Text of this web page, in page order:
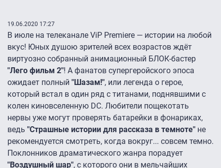
19.06.2020 17:27
В июле на телеканале ViP Premiere — истории на любой
вкус! Юных душою зрителей всех возрастов ждёт
виртуозно собранный анимационный БЛОК-бастер
"Лего фильм 2"! А фанатов супергеройского эпоса
ожидает полный "Шазам!", или легенда о герое,
который встал в один ряд с титанами, поднявшими с
колен киновселенную DC. Любители пощекотать
нервы уже могут проверять батарейки в фонариках,
ведь "Страшные истории для рассказа в темноте" не
рекомендуется смотреть, когда вокруг... совсем темно.
Поклонников драматического жанра порадует
"Воздушный шар", с которого они в мельчайших